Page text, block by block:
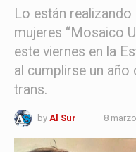
Lo están
mujeres “Mosaico
este viernes en la
al cumplirse un año
trans.
by Al Sur 8